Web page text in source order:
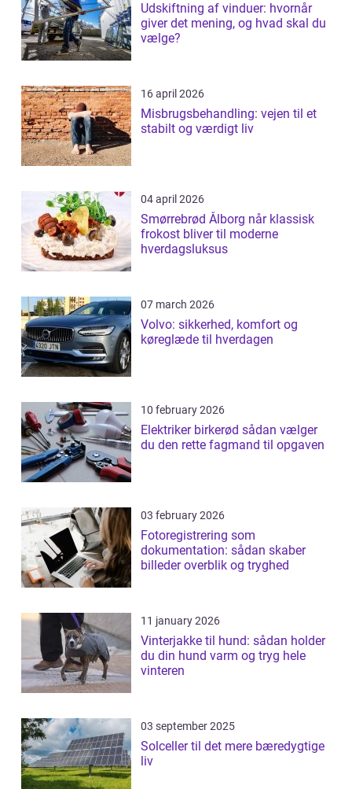
Udskiftning af vinduer: hvornår
giver det mening, og hvad skal du
vælge?
16 april 2026
Misbrugsbehandling: vejen til et
stabilt og værdigt liv
04 april 2026
Smørrebrød Ålborg når klassisk
frokost bliver til moderne
hverdagsluksus
07 march 2026
Volvo: sikkerhed, komfort og
køreglæde til hverdagen
10 february 2026
Elektriker birkerød sådan vælger
du den rette fagmand til opgaven
03 february 2026
Fotoregistrering som
dokumentation: sådan skaber
billeder overblik og tryghed
11 january 2026
Vinterjakke til hund: sådan holder
du din hund varm og tryg hele
vinteren
03 september 2025
Solceller til det mere bæredygtige
liv